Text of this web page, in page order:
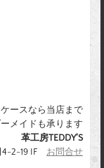
ースなら当店まで
メイドも承ります
革工房TEDDY’S
4-2-19 IF お問合せ